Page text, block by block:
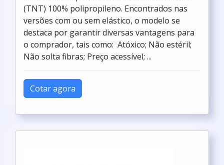
(TNT) 100% polipropileno. Encontrados nas
versões com ou sem elástico, o modelo se
destaca por garantir diversas vantagens para
o comprador, tais como: Atóxico; Não estéril;
Não solta fibras; Preço acessível; ...
Cotar agora